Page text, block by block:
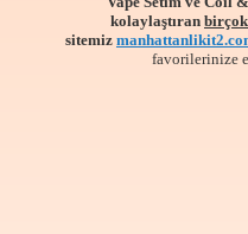
kolaylaştıran
sitemiz
favorilerinize